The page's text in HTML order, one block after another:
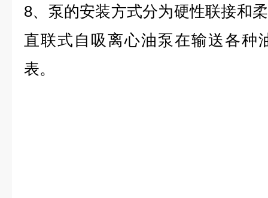
8、泵的安装方式分为硬性联接和
直联式自吸离心油泵在输送各种
表。